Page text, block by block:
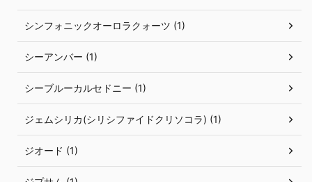
シンフォニックオーロラクォーツ (1)
シーアンバー (1)
シーブルーカルセドニー (1)
ジェムシリカ(シリシファイドクリソコラ) (1)
ジオード (1)